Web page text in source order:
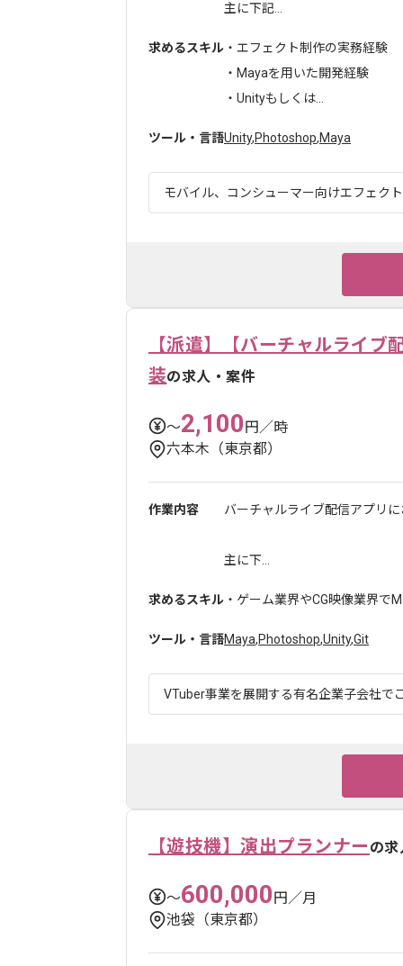
主に下記...
求めるスキル ・エフェクト制作の実務経験
・Mayaを用いた開発経験
・Unityもしくは...
ツール・言語Unity,Photoshop,Maya
モバイル、コンシューマー向けエフェク
【派遣】【バーチャルライ
装の求人・案件
〜2,100円／時
六本木（東京都）
作業内容 バーチャルライブ配信アプリ
主に下...
求めるスキル ・ゲーム業界やCG映像業界で
ツール・言語Maya,Photoshop,Unity,Git
VTuber事業を展開する有名企業子会社で
【遊技機】演出プランナーの
〜600,000円／月
池袋（東京都）